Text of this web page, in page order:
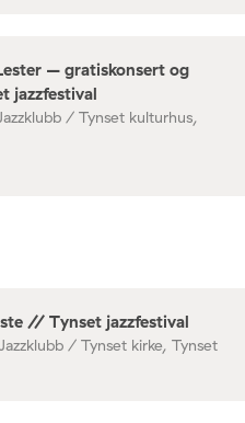
– gratiskonsert og
jazzfestival
/ Tynset kulturhus,
// Tynset jazzfestival
/ Tynset kirke, Tynset